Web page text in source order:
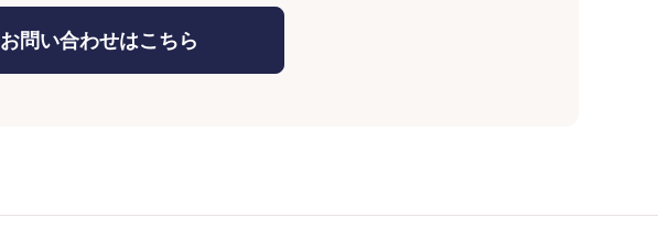
お問い合わせはこちら